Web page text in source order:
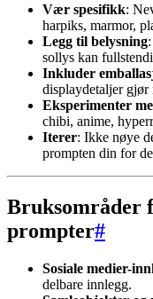
Vær spesifikk:
harpiks, marmor,
Legg til belysning
sollys kan
Inkluder
displaydetaljer gjør
Eksperimenter
chibi, anime,
Iterer: Ikke nøye
prompten din for
Bruksområder
prompter#
Sosiale medier-
delbare innlegg.